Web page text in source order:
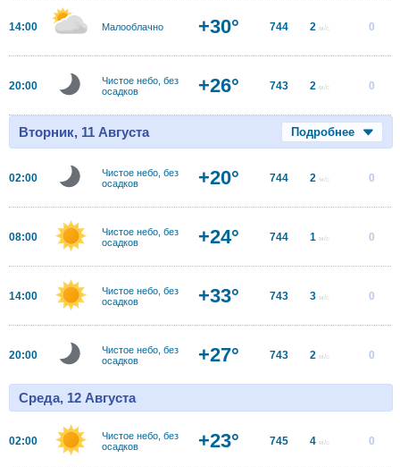
14:00 Малооблачно +30° 744 2 м/с 0
20:00
Чистое небо, без
осадков
+26° 743 2 м/с 0
Вторник, 11 Августа Подробнее
02:00
Чистое небо, без
осадков
+20° 744 2 м/с 0
08:00
Чистое небо, без
осадков
+24° 744 1 м/с 0
14:00
Чистое небо, без
осадков
+33° 743 3 м/с 0
20:00
Чистое небо, без
осадков
+27° 743 2 м/с 0
Среда, 12 Августа
02:00
Чистое небо, без
осадков
+23° 745 4 м/с 0